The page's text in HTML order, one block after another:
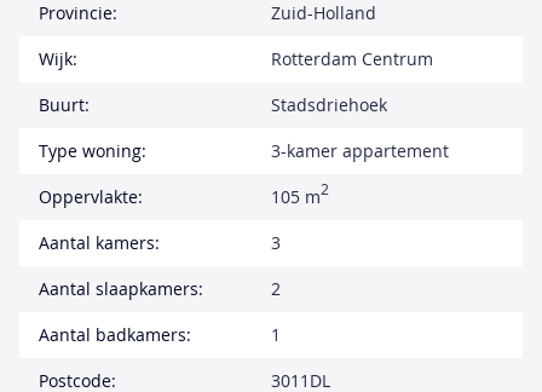
Provincie:
Zuid-Holland
Wijk:
Rotterdam Centrum
Buurt:
Stadsdriehoek
Type woning:
3-kamer appartement
Oppervlakte:
105 m2
Aantal kamers:
3
Aantal slaapkamers:
2
Aantal badkamers:
1
Postcode:
3011DL